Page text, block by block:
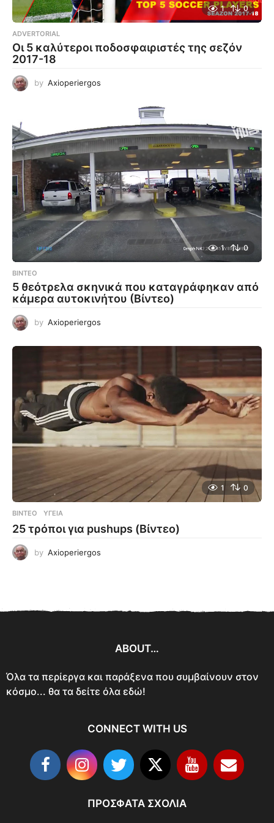
1 0
ADVERTORIAL
Οι 5 καλύτεροι ποδοσφαιριστές της σεζόν
2017-18
by Axioperiergos
1 0
ΒΊΝΤΕΟ
5 θεότρελα σκηνικά που καταγράφηκαν από
κάμερα αυτοκινήτου (Βίντεο)
by Axioperiergos
1 0
ΒΊΝΤΕΟ ΥΓΕΊΑ
25 τρόποι για pushups (Βίντεο)
by Axioperiergos
ABOUT…
Όλα τα περίεργα και παράξενα που συμβαίνουν στον
κόσμο... θα τα δείτε όλα εδώ!
CONNECT WITH US
ΠΡΌΣΦΑΤΑ ΣΧΌΛΙΑ